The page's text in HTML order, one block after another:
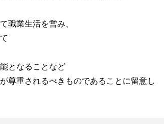
職業生活を営み、
となることなど
尊重されるべきものであることに留意し